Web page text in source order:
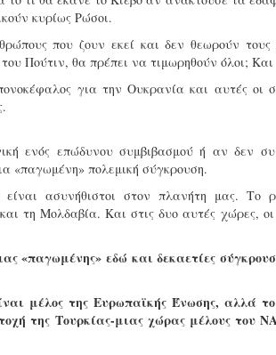
κυρίως Ρώσοι.
που ζουν εκεί και δεν θεωρούν
Πούτιν, θα πρέπει να τιμωρηθούν όλοι;
για την Ουκρανία και αυτές οι
ενός επώδυνου συμβιβασμού ή αν δεν
«παγωμένη» πολεμική σύγκρουση.
είναι ασυνήθιστοι στον πλανήτη μας. Το
τη Μολδαβία. Και στις δυο αυτές χώρες,
«παγωμένης» εδώ και δεκαετίες
μέλος της Ευρωπαϊκής Ένωσης, αλλά
της Τουρκίας-μιας χώρας μέλους